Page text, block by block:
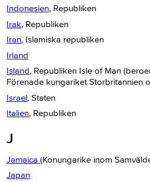
Indonesien, Republiken
Irak, Republiken
Iran, Islamiska republiken
Irland
Island, Republiken Isle of Man
Förenade kungariket Storbritannien
Israel, Staten
Italien, Republiken
J
Jamaica(Konungarike inom
Japan